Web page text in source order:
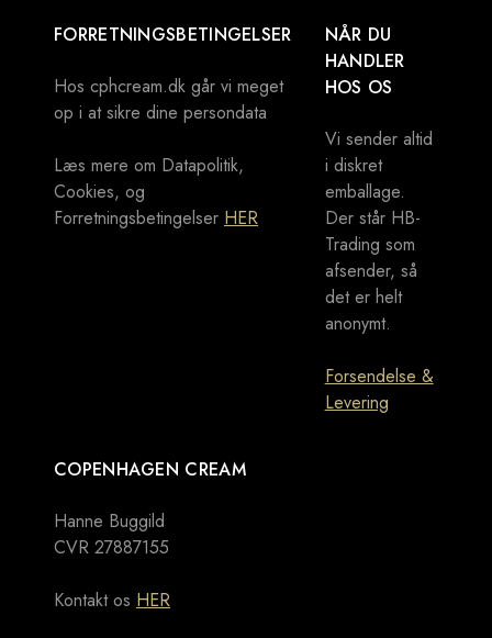
FORRETNINGSBETINGELSER
Hos cphcream.dk går vi meget
op i at sikre dine persondata
Læs mere om Datapolitik,
Cookies, og
Forretningsbetingelser HER
NÅR DU
HANDLER
HOS OS
Vi sender altid
i diskret
emballage.
Der står HB-
Trading som
afsender, så
det er helt
anonymt.
Forsendelse &
Levering
COPENHAGEN CREAM
Hanne Buggild
CVR 27887155
Kontakt os HER